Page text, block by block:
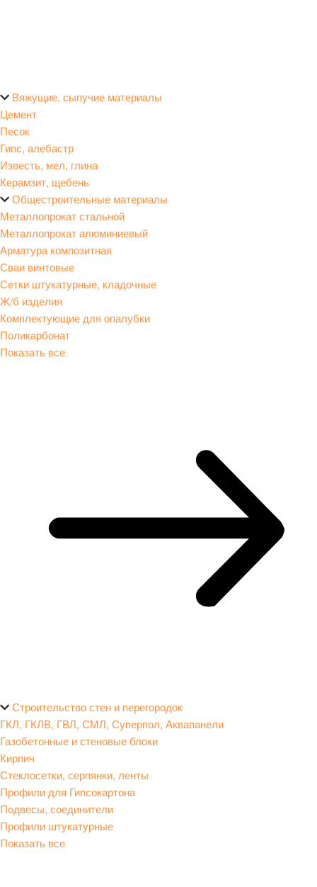
Вяжущие, сыпучие материалы
Цемент
Песок
Гипс, алебастр
Известь, мел, глина
Керамзит, щебень
Общестроительные материалы
Металлопрокат стальной
Металлопрокат алюминиевый
Арматура композитная
Сваи винтовые
Сетки штукатурные, кладочные
Ж/б изделия
Комплектующие для опалубки
Поликарбонат
Показать все
Строительство стен и перегородок
ГКЛ, ГКЛВ, ГВЛ, СМЛ, Суперпол, Аквапанели
Газобетонные и стеновые блоки
Кирпич
Стеклосетки, серпянки, ленты
Профили для Гипсокартона
Подвесы, соединители
Профили штукатурные
Показать все